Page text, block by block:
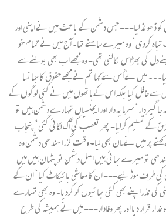
کو ڈھونڈلیا۔۔۔ جس دشمن کے باعث میں نے اپنی اور
تباہ کردی‘ وہ میرے سامنے تھا۔ آج میں نے تمام خو
دل کی بھڑاس نکالنی تھی۔ وہ مجھے اب بھی بولنے سے
میں نے اُس سے کہا تم نے مجھے حقوق کا جھانسا
غافل کیا بلکہ اس کے ہاتھوں میں نے کئی لوگوں کے
سرمایہ دار اور ایجنسیاں تمہارے دشمن ہیں تو
کے تسلیم کرلیا۔ پھر تعصب کی آگ لگائی گئی‘ پنجاب
کہنے پر میں نے مان بھی لیا۔ وقت گزرا سندھی دشمن وہ
سندھی تو میرے بھائی ہیں اصل دشمن تو پٹھان ہیں میں
طرف موڑ لیے۔۔۔ ان کا معاشی بائیکاٹ کیا‘ ان کے
کی نذر اپنے بھی کئی بھائیوں کو کردیا۔ وہ بھی تمہارے
قرار دیا اور پھر وفادار۔۔۔ میں نے ہمیشہ کی طرح